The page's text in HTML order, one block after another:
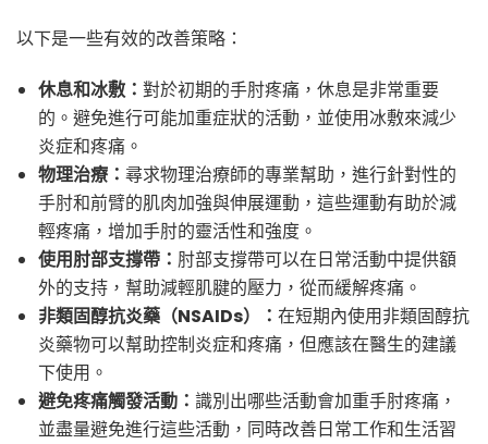
以下是一些有效的改善策略：
休息和冰敷： 對於初期的手肘疼痛，休息是非常重要
的。避免進行可能加重症狀的活動，並使用冰敷來減少
炎症和疼痛。
物理治療： 尋求物理治療師的專業幫助，進行針對性的
手肘和前臂的肌肉加強與伸展運動，這些運動有助於減
輕疼痛，增加手肘的靈活性和強度。
使用肘部支撐帶： 肘部支撐帶可以在日常活動中提供額
外的支持，幫助減輕肌腱的壓力，從而緩解疼痛。
非類固醇抗炎藥（NSAIDs）： 在短期內使用非類固醇抗
炎藥物可以幫助控制炎症和疼痛，但應該在醫生的建議
下使用。
避免疼痛觸發活動： 識別出哪些活動會加重手肘疼痛，
並盡量避免進行這些活動，同時改善日常工作和生活習